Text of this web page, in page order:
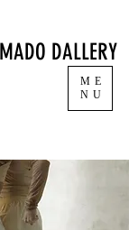
DALLERY
ME
NU